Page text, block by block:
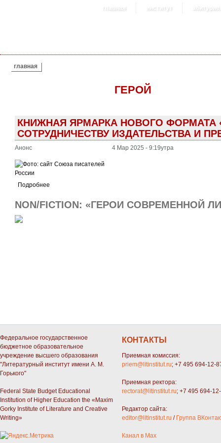
главная институт
ВЫ ЗДЕСЬ
главная
ГЕРОЙ
КНИЖНАЯ ЯРМАРКА НОВОГО ФОРМАТА
СОТРУДНИЧЕСТВУ ИЗДАТЕЛЬСТВА И
Анонс 4 Мар 2025 - 9:19утра
Подробнее
NON/FICTION: «ГЕРОИ СОВРЕМЕННОЙ
Федеральное государственное
бюджетное образовательное
учреждение высшего образования
"Литературный институт имени А. М.
Горького"
Federal State Budget Educational
Institution of Higher Education the «Maxim
Gorky Institute of Literature and Creative
Writing»
КОНТАКТЫ
Приемная комиссия:
priem@litinstitut.ru; +7 495 694-12-
Приемная ректора:
rectorat@litinstitut.ru; +7 495 694-
Редактор сайта:
editor@litinstitut.ru / Группа
Канал в Max